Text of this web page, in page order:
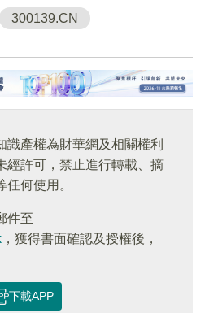
300139.CN
識產權為財華網及相關權利
經許可，禁止進行轉載、摘
何使用。
件至
，獲得書面確認及授權後，
下載APP